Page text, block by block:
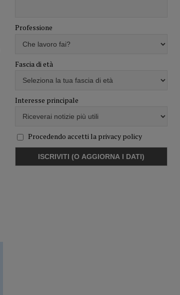
Professione
Fascia di età
Interesse principale
Procedendo accetti la privacy policy